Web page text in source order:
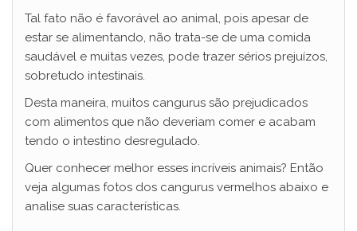
Tal fato não é favorável ao animal, pois apesar de
estar se alimentando, não trata-se de uma comida
saudável e muitas vezes, pode trazer sérios prejuízos,
sobretudo intestinais.
Desta maneira, muitos cangurus são prejudicados
com alimentos que não deveriam comer e acabam
tendo o intestino desregulado.
Quer conhecer melhor esses incríveis animais? Então
veja algumas fotos dos cangurus vermelhos abaixo e
analise suas características.